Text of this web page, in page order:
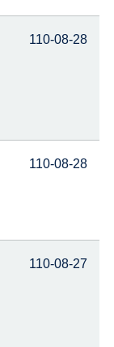
110-08-28
110-08-28
110-08-27